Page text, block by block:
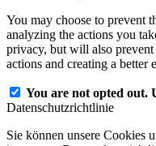
You may choose to prevent
analyzing the actions you
privacy, but will also
actions and creating a better
You are not opted out.
Datenschutzrichtlinie
Sie können unsere Cookies